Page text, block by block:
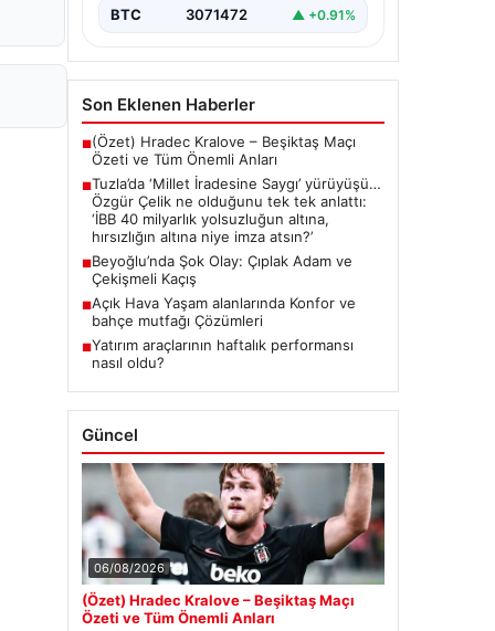
{ "title": "Tuzla'da 'Millet İradesine
ilçesinde…
BTC 3071472 ▲ +0.91%
Son Eklenen Haberler
■(Özet) Hradec Kralove – Beşiktaş Maçı
Özeti ve Tüm Önemli Anları
■Tuzla’da ‘Millet İradesine Saygı’ yürüyüşü…
Özgür Çelik ne olduğunu tek tek anlattı:
‘İBB 40 milyarlık yolsuzluğun altına,
hırsızlığın altına niye imza atsın?’
■Beyoğlu’nda Şok Olay: Çıplak Adam ve
Çekişmeli Kaçış
■Açık Hava Yaşam alanlarında Konfor ve
bahçe mutfağı Çözümleri
■Yatırım araçlarının haftalık performansı
nasıl oldu?
Güncel
06/08/2026
(Özet) Hradec Kralove – Beşiktaş Maçı
Özeti ve Tüm Önemli Anları